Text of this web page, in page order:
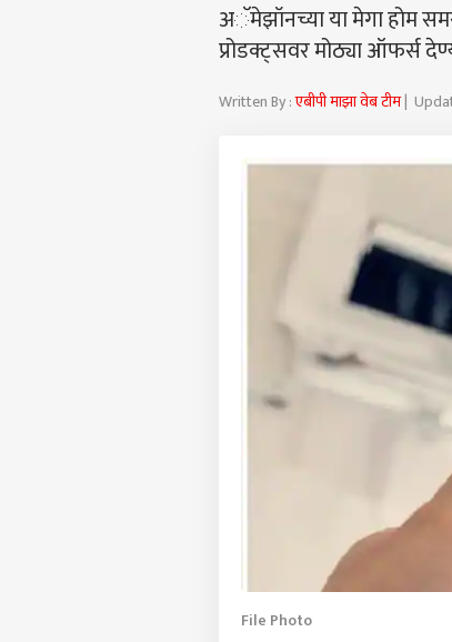
अॅमेझॉनच्या या मेगा होम
प्रोडक्ट्सवर मोठ्या ऑफर्स
Written By :एबीपी माझा वेब टीम|
File Photo